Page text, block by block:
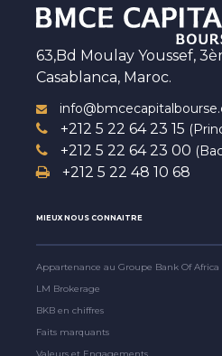
63,Bd Moulay Youssef,
Casablanca, Maroc.
+212 5 22 64 23 15
+212 5 22 64 23 00
+212 5 22 48 10 68
MIEUX NOUS CONNAITRE
Appartenance au Groupe Bank Of Africa
LM Brokerage
BKB en chiffres
Faits marquants